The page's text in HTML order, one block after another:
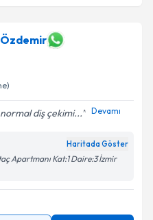
diş çekimi... Devamı
Haritada Göster
Apartmanı Kat:1 Daire:3 İzmir